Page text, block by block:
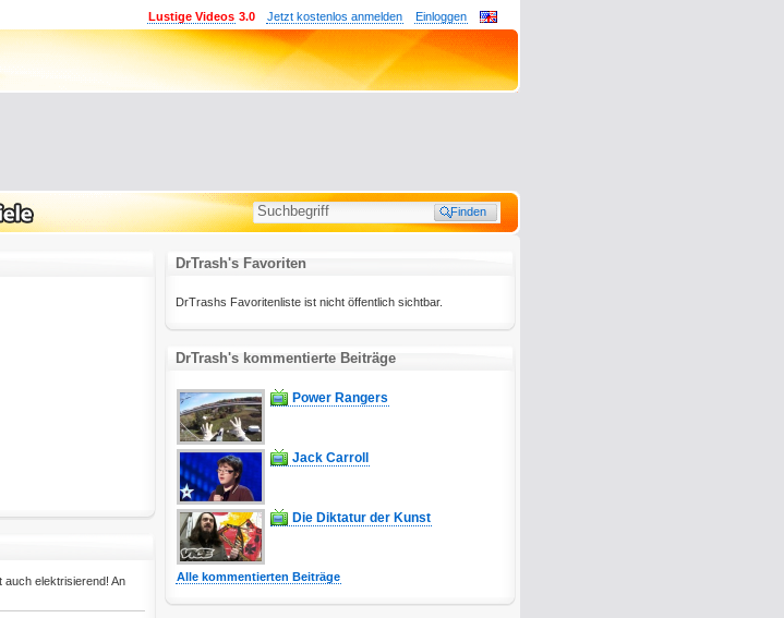
Einloggen
Jetzt kostenlos anmelden
Lustige Videos 3.0
auch elektrisierend! An
DrTrash's Favoriten
DrTrashs Favoritenliste ist nicht öffentlich sichtbar.
DrTrash's kommentierte Beiträge
Power Rangers
Jack Carroll
Die Diktatur der Kunst
Alle kommentierten Beiträge